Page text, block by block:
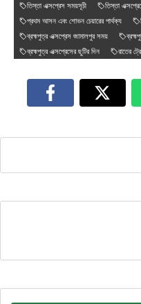
তিস্তা এক্সপ্রেস সময়সূচী
তিস্তা
প্রথম আসন এবং শোভন চেয়ারের পার্থক্য
ব্রহ্মপুত্র এক্সপ্রেস জামালপুর সময়
ব্রহ্মপুত্র এক্সপ্রেসের ছুটির দিন
রাতের